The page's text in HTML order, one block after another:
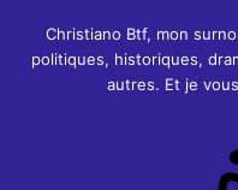
Christiano Btf, mon
politiques, historiques,
autres. Et je